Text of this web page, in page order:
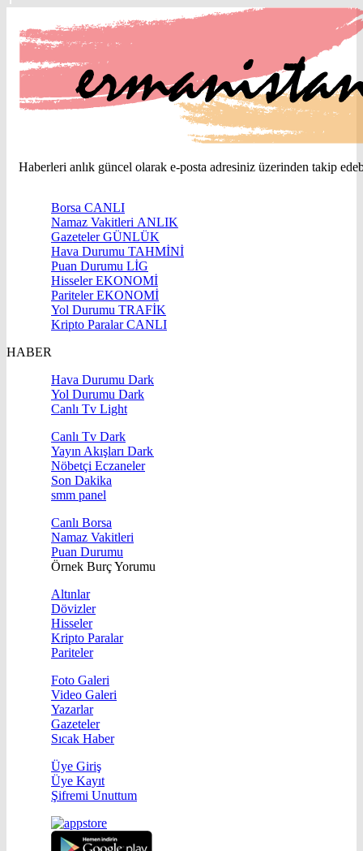
Haberleri anlık güncel olarak e-posta adresiniz üzerinden takip
Borsa CANLI
Namaz Vakitleri ANLIK
GazetelerGÜNLÜK
Hava Durumu TAHMİNİ
Puan Durumu LİG
HisselerEKONOMİ
ParitelerEKONOMİ
Yol Durumu TRAFİK
Kripto ParalarCANLI
HABER
Hava Durumu Dark
Yol Durumu Dark
Canlı Tv Light
Canlı Tv Dark
Yayın Akışları Dark
Nöbetçi Eczaneler
Son Dakika
smm panel
Canlı Borsa
Namaz Vakitleri
Puan Durumu
Örnek Burç Yorumu
Altınlar
Dövizler
Hisseler
Kripto Paralar
Pariteler
Foto Galeri
Video Galeri
Yazarlar
Gazeteler
Sıcak Haber
Üye Giriş
Üye Kayıt
Şifremi Unuttum